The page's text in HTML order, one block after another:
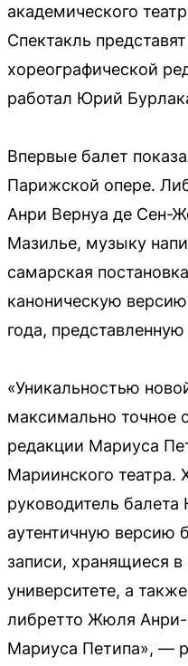
академического
Спектакль
хореографической
работал Юрий
Впервые балет
Парижской опере.
Анри Вернуа де Сен-
Мазилье, музыку
самарская
каноническую
года,
«Уникальностью
максимально точное
редакции Мариуса
Мариинского театра.
руководитель
аутентичную версию
записи, хранящиеся
университете, а
либретто Жюля
Мариуса Петипа», —